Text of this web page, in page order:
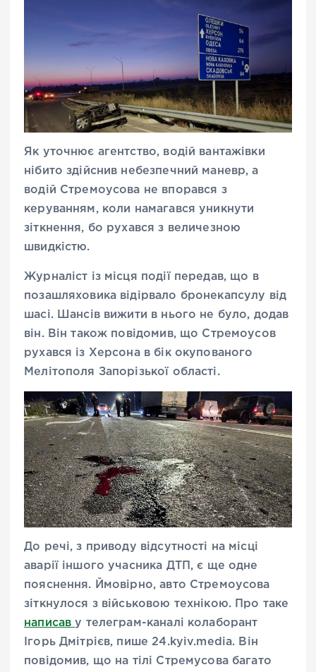
Як уточнює агентство, водій вантажівки
нібито здійснив небезпечний маневр, а
водій Стремоусова не впорався з
керуванням, коли намагався уникнути
зіткнення, бо рухався з величезною
швидкістю.
Журналіст із місця події передав, що в
позашляховика відірвало бронекапсулу від
шасі. Шансів вижити в нього не було, додав
він. Він також повідомив, що Стремоусов
рухався із Херсона в бік окупованого
Мелітополя Запорізької області.
До речі, з приводу відсутності на місці
аварії іншого учасника ДТП, є ще одне
пояснення. Ймовірно, авто Стремоусова
зіткнулося з військовою технікою. Про таке
написаву телеграм-каналі колаборант
Ігорь Дмітрієв, пише 24.kyiv.media. Він
повідомив, що на тілі Стремусова багато